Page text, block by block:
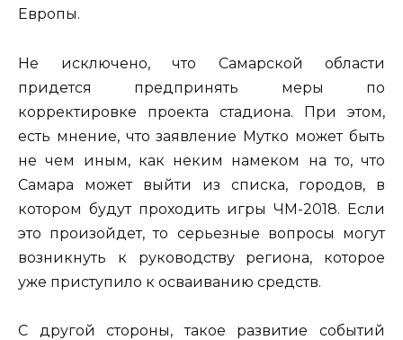
Европы.
Не исключено, что Самарской области
придется предпринять меры по
корректировке проекта стадиона. При этом,
есть мнение, что заявление Мутко может быть
не чем иным, как неким намеком на то, что
Самара может выйти из списка, городов, в
котором будут проходить игры ЧМ-2018. Если
это произойдет, то серьезные вопросы могут
возникнуть к руководству региона, которое
уже приступило к осваиванию средств.
С другой стороны, такое развитие событий